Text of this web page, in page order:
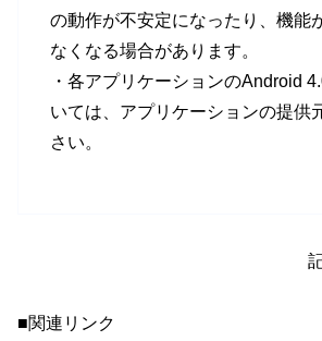
の動作が不安定になったり、機能
なくなる場合があります。
・各アプリケーションのAndroid
いては、アプリケーションの提供
さい。
■関連リンク